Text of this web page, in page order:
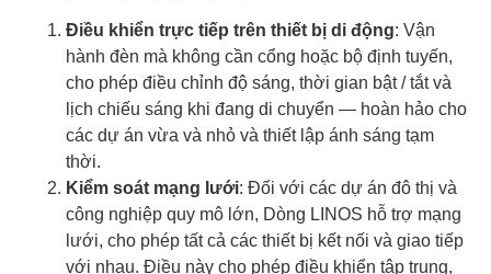
Điều khiển trực tiếp trên thiết bị di động: Vận
hành đèn mà không cần cổng hoặc bộ định tuyến,
cho phép điều chỉnh độ sáng, thời gian bật / tắt và
lịch chiếu sáng khi đang di chuyển — hoàn hảo cho
các dự án vừa và nhỏ và thiết lập ánh sáng tạm
thời.
Kiểm soát mạng lưới: Đối với các dự án đô thị và
công nghiệp quy mô lớn, Dòng LINOS hỗ trợ mạng
lưới, cho phép tất cả các thiết bị kết nối và giao tiếp
với nhau. Điều này cho phép điều khiển tập trung,